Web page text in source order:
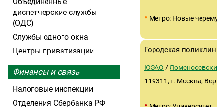
• Метро: Новые
Городская
ЮЗАО /
119311, г. Москва,
диспетчерские службы
(ОДС)
Службы одного окна
Центры приватизации
Финансы и связь
Налоговые инспекции
Отделения Сбербанка РФ